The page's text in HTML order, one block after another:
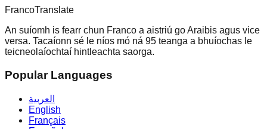
FrancoTranslate
An suíomh is fearr chun Franco a aistriú go Araibis agus vice
versa. Tacaíonn sé le níos mó ná 95 teanga a bhuíochas le
teicneolaíochtaí hintleachta saorga.
Popular Languages
العربية
English
Français